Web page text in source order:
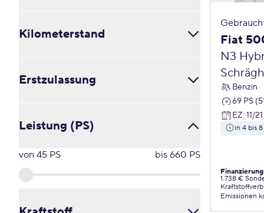
Coupé (0)
Limousine (0)
Sonstige (0)
SUV / Crossover / Geländewagen (0)
Verglaster Kastenwagen (0)
Kilometerstand
Erstzulassung
Leistung (PS)
von 45 PS bis 660 PS
Fiat
N3
Benzin
69 PS
EZ: 11/21
in 4 bis
1.738 €
Emissionen